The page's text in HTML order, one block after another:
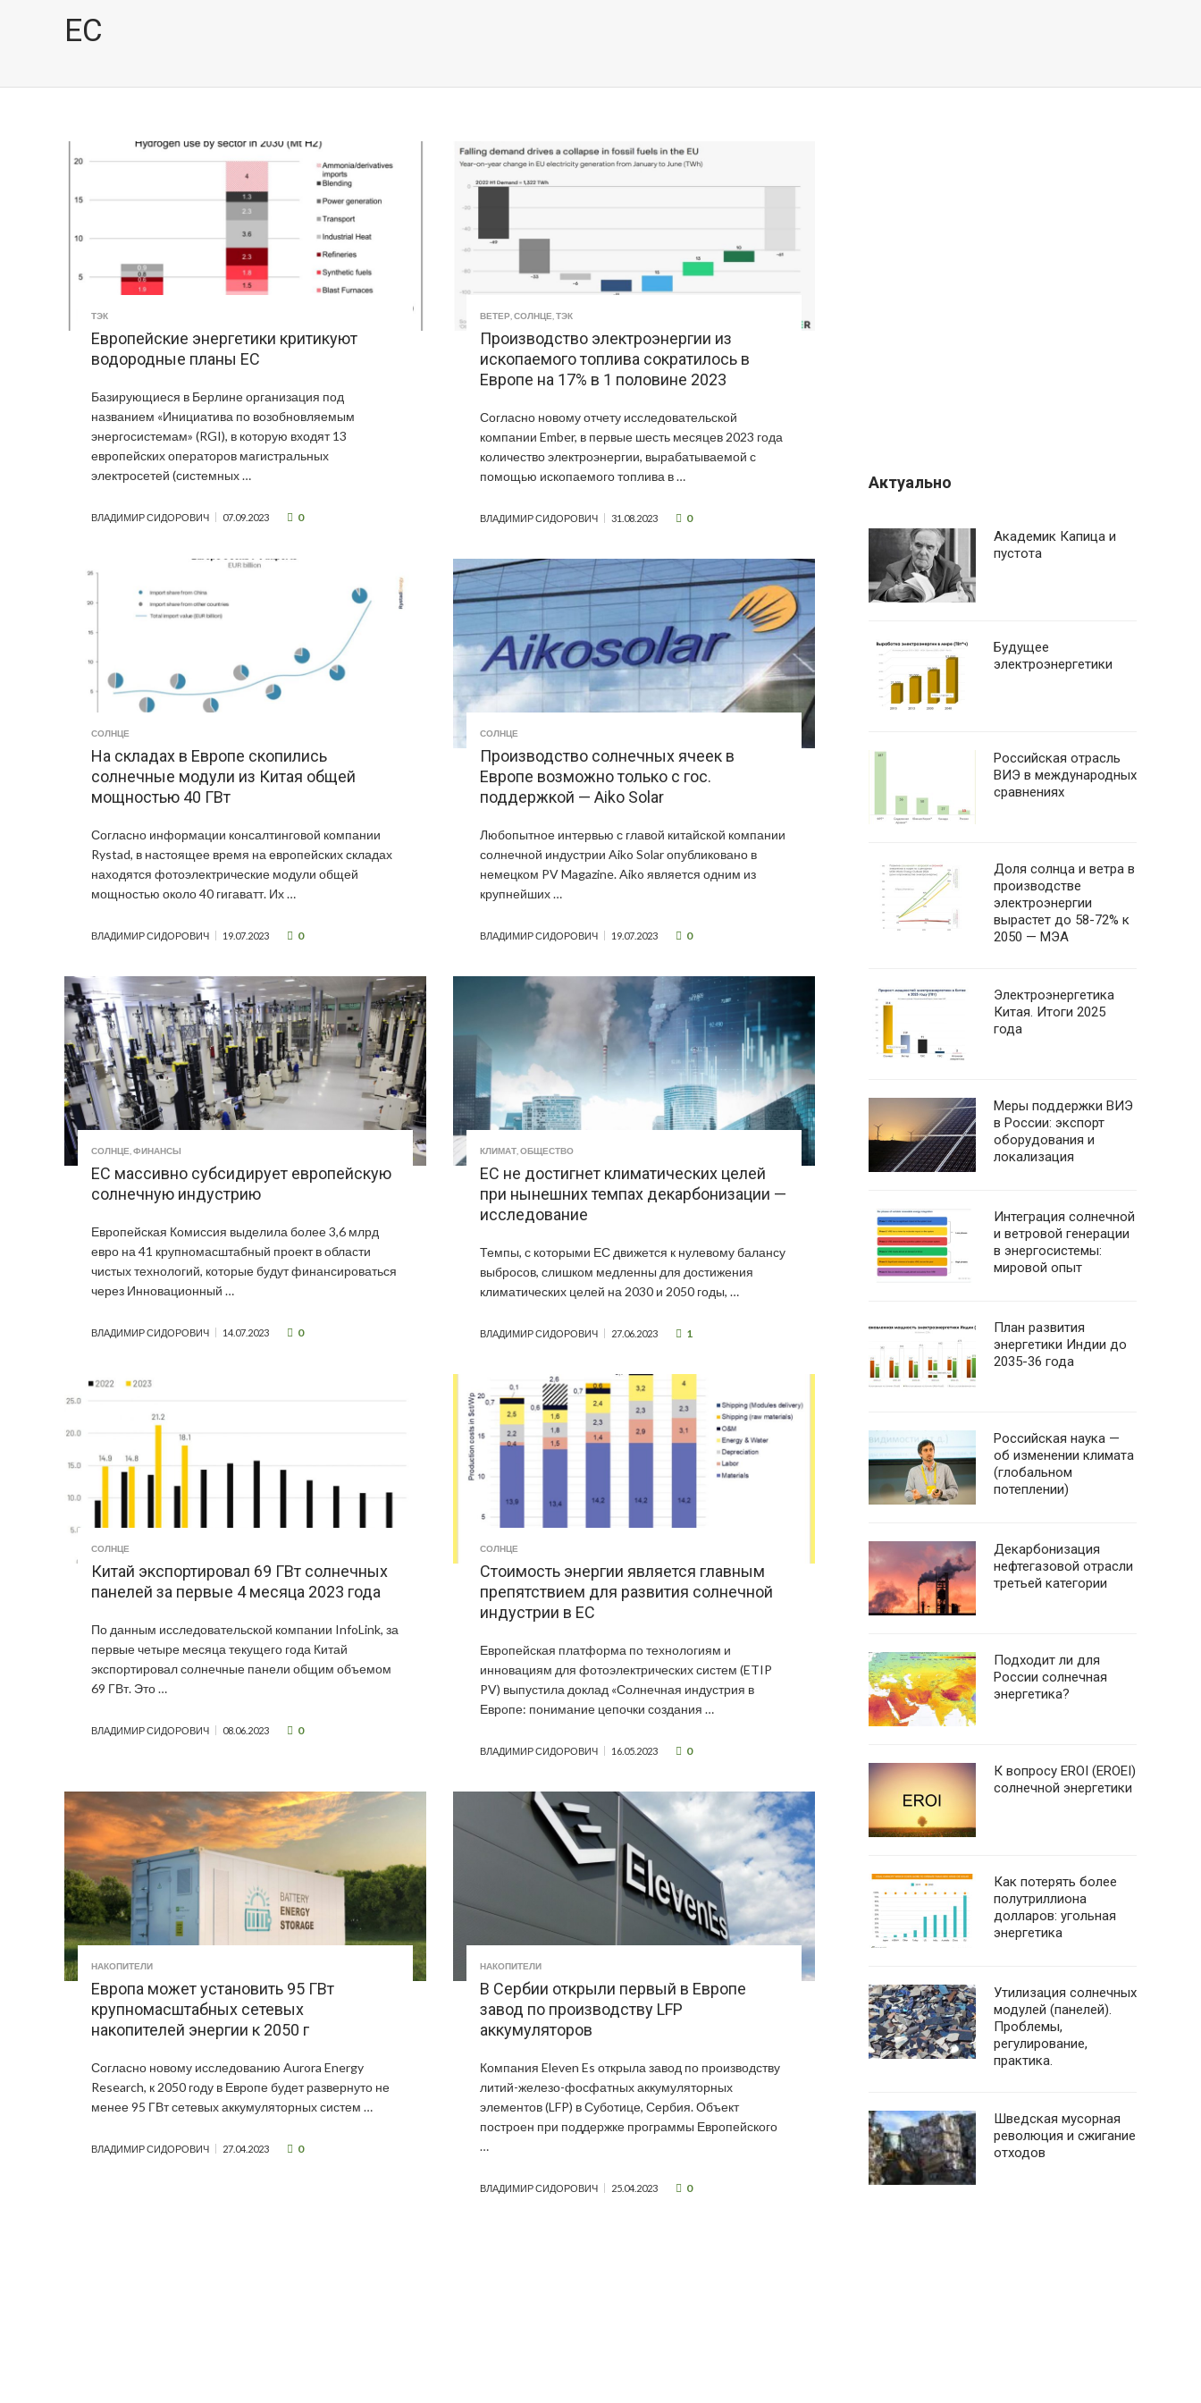
ЕС
ТЭК
Европейские энергетики критикуют
водородные планы ЕС
Базирующиеся в Берлине организация под
названием «Инициатива по возобновляемым
энергосистемам» (RGI), в которую входят 13
европейских операторов магистральных
электросетей (системных …
ВЛАДИМИР СИДОРОВИЧ 07.09.2023 0
ВЕТЕР ,СОЛНЦЕ ,ТЭК
Производство электроэнергии из
ископаемого топлива сократилось в
Европе на 17% в 1 половине 2023
Согласно новому отчету исследовательской
компании Ember, в первые шесть месяцев 2023 года
количество электроэнергии, вырабатываемой с
помощью ископаемого топлива в …
ВЛАДИМИР СИДОРОВИЧ 31.08.2023 0
СОЛНЦЕ
На складах в Европе скопились
солнечные модули из Китая общей
мощностью 40 ГВт
Согласно информации консалтинговой компании
Rystad, в настоящее время на европейских складах
находятся фотоэлектрические модули общей
мощностью около 40 гигаватт. Их …
ВЛАДИМИР СИДОРОВИЧ 19.07.2023 0
СОЛНЦЕ
Производство солнечных ячеек в
Европе возможно только с гос.
поддержкой — Aiko Solar
Любопытное интервью с главой китайской компании
солнечной индустрии Aiko Solar опубликовано в
немецком PV Magazine. Aiko является одним из
крупнейших …
ВЛАДИМИР СИДОРОВИЧ 19.07.2023 0
СОЛНЦЕ ФИНАНСЫ
ЕС массивно субсидирует европейскую
солнечную индустрию
Европейская Комиссия выделила более 3,6 млрд
евро на 41 крупномасштабный проект в области
чистых технологий, которые будут финансироваться
через Инновационный …
ВЛАДИМИР СИДОРОВИЧ 14.07.2023 0
КЛИМАТ ,ОБЩЕСТВО
ЕС не достигнет климатических целей
при нынешних темпах декарбонизации —
исследование
Темпы, с которыми ЕС движется к нулевому балансу
выбросов, слишком медленны для достижения
климатических целей на 2030 и 2050 годы, …
ВЛАДИМИР СИДОРОВИЧ 27.06.2023 1
СОЛНЦЕ
Китай экспортировал 69 ГВт солнечных
панелей за первые 4 месяца 2023 года
По данным исследовательской компании InfoLink, за
первые четыре месяца текущего года Китай
экспортировал солнечные панели общим объемом
69 ГВт. Это …
ВЛАДИМИР СИДОРОВИЧ 08.06.2023 0
СОЛНЦЕ
Стоимость энергии является главным
препятствием для развития солнечной
индустрии в ЕС
Европейская платформа по технологиям и
инновациям для фотоэлектрических систем (ETIP
PV) выпустила доклад «Солнечная индустрия в
Европе: понимание цепочки создания …
ВЛАДИМИР СИДОРОВИЧ 16.05.2023 0
НАКОПИТЕЛИ
Европа может установить 95 ГВт
крупномасштабных сетевых
накопителей энергии к 2050 г
Согласно новому исследованию Aurora Energy
Research, к 2050 году в Европе будет развернуто не
менее 95 ГВт сетевых аккумуляторных систем …
ВЛАДИМИР СИДОРОВИЧ 27.04.2023 0
НАКОПИТЕЛИ
В Сербии открыли первый в Европе
завод по производству LFP
аккумуляторов
Компания Eleven Es открыла завод по производству
литий-железо-фосфатных аккумуляторных
элементов (LFP) в Суботице, Сербия. Объект
построен при поддержке программы Европейского
…
ВЛАДИМИР СИДОРОВИЧ 25.04.2023 0
Актуально
Академик Капица и
пустота
Будущее
электроэнергетики
Российская отрасль
ВИЭ в международных
сравнениях
Доля солнца и ветра в
производстве
электроэнергии
вырастет до 58-72% к
2050 — МЭА
Электроэнергетика
Китая. Итоги 2025
года
Меры поддержки ВИЭ
в России: экспорт
оборудования и
локализация
Интеграция солнечной
и ветровой генерации
в энергосистемы:
мировой опыт
План развития
энергетики Индии до
2035-36 года
Российская наука —
об изменении климата
(глобальном
потеплении)
Декарбонизация
нефтегазовой отрасли
третьей категории
Подходит ли для
России солнечная
энергетика?
К вопросу EROI (EROEI)
солнечной энергетики
Как потерять более
полутриллиона
долларов: угольная
энергетика
Утилизация солнечных
модулей (панелей).
Проблемы,
регулирование,
практика.
Шведская мусорная
революция и сжигание
отходов